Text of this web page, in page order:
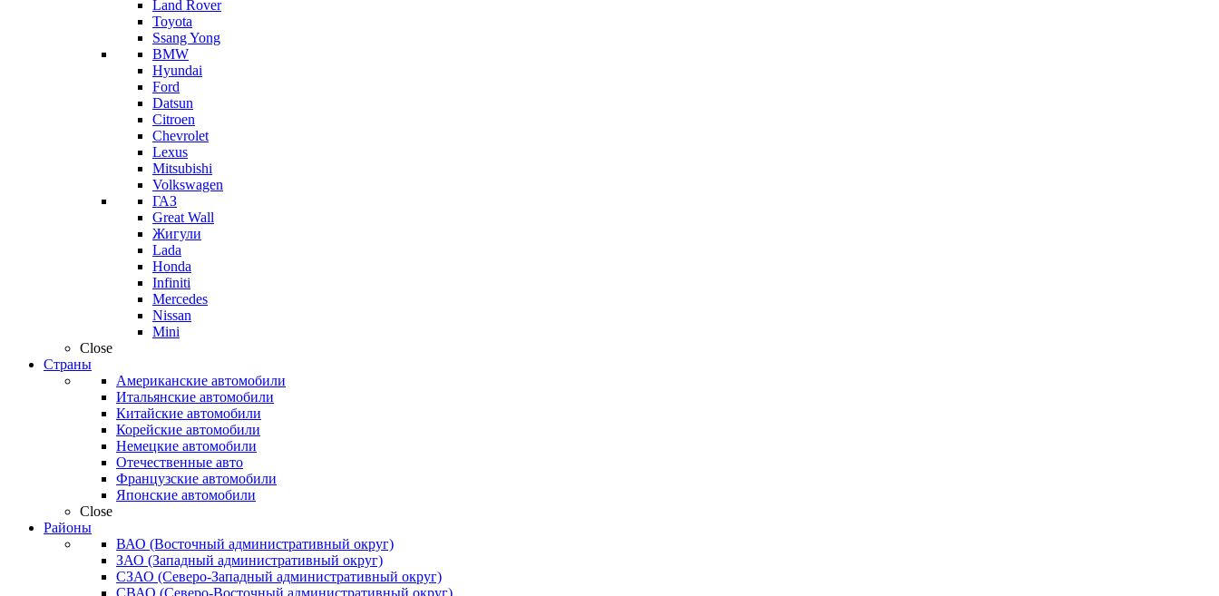
Land Rover
Toyota
Ssang Yong
BMW
Hyundai
Ford
Datsun
Citroen
Chevrolet
Lexus
Mitsubishi
Volkswagen
ГАЗ
Great Wall
Жигули
Lada
Honda
Infiniti
Mercedes
Nissan
Mini
Close
Страны
Американские автомобили
Итальянские автомобили
Китайские автомобили
Корейские автомобили
Немецкие автомобили
Отечественные авто
Французские автомобили
Японские автомобили
Close
Районы
ВАО (Восточный административный округ)
ЗАО (Западный административный округ)
СЗАО (Северо-Западный административный округ)
СВАО (Северо-Восточный административный округ)